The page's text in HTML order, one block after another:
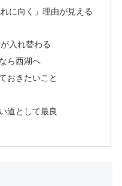
に向く」理由が見える
入れ替わる
ら西湖へ
おきたいこと
道として最良